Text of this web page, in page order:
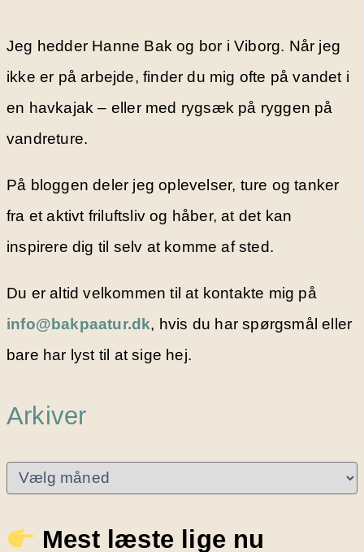
Jeg hedder Hanne Bak og bor i Viborg. Når jeg
ikke er på arbejde, finder du mig ofte på vandet i
en havkajak – eller med rygsæk på ryggen på
vandreture.
På bloggen deler jeg oplevelser, ture og tanker
fra et aktivt friluftsliv og håber, at det kan
inspirere dig til selv at komme af sted.
Du er altid velkommen til at kontakte mig på
info@bakpaatur.dk, hvis du har spørgsmål eller
bare har lyst til at sige hej.
Arkiver
v
Mest læste lige nu